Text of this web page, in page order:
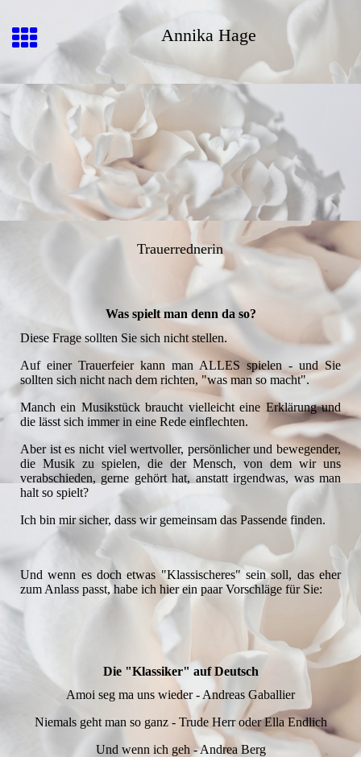
Annika Hage
Trauerrednerin
Was spielt man denn da so?
Diese Frage sollten Sie sich nicht stellen.
Auf einer Trauerfeier kann man ALLES spielen - und Sie
sollten sich nicht nach dem richten, "was man so macht".
Manch ein Musikstück braucht vielleicht eine Erklärung und
die lässt sich immer in eine Rede einflechten.
Aber ist es nicht viel wertvoller, persönlicher und bewegender,
die Musik zu spielen, die der Mensch, von dem wir uns
verabschieden, gerne gehört hat, anstatt irgendwas, was man
halt so spielt?
Ich bin mir sicher, dass wir gemeinsam das Passende finden.
Und wenn es doch etwas "Klassischeres" sein soll, das eher
zum Anlass passt, habe ich hier ein paar Vorschläge für Sie:
Die "Klassiker" auf Deutsch
Amoi seg ma uns wieder - Andreas Gaballier
Niemals geht man so ganz - Trude Herr oder Ella Endlich
Und wenn ich geh - Andrea Berg